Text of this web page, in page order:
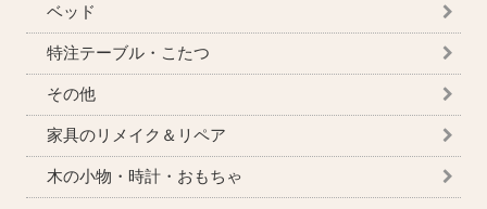
ベッド
特注テーブル・こたつ
その他
家具のリメイク＆リペア
木の小物・時計・おもちゃ